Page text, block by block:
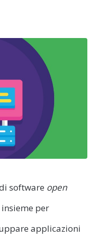
software open
per
applicazioni